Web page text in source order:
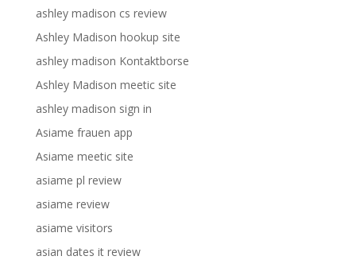
ashley madison cs review
Ashley Madison hookup site
ashley madison Kontaktborse
Ashley Madison meetic site
ashley madison sign in
Asiame frauen app
Asiame meetic site
asiame pl review
asiame review
asiame visitors
asian dates it review